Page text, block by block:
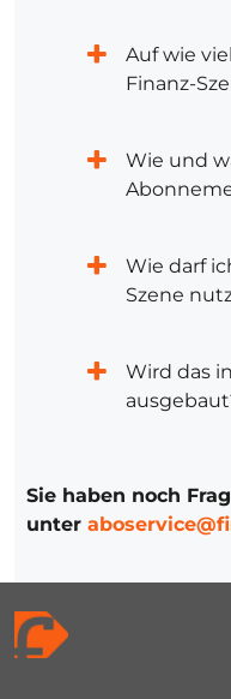
Auf wie
Finanz-
Wie und
Wie darf
Szene
Wird das
Sie haben noch
unter